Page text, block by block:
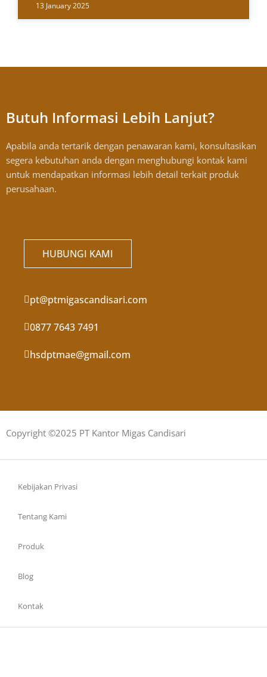
13 January 2025
Butuh Informasi Lebih Lanjut?
Apabila anda tertarik dengan penawaran kami, konsultasikan
segera kebutuhan anda dengan menghubungi kontak kami
untuk mendapatkan informasi lebih detail terkait produk
perusahaan.
HUBUNGI KAMI
pt@ptmigascandisari.com
0877 7643 7491
hsdptmae@gmail.com
Copyright ©2025 PT Kantor Migas Candisari
Kebijakan Privasi
Tentang Kami
Produk
Blog
Kontak